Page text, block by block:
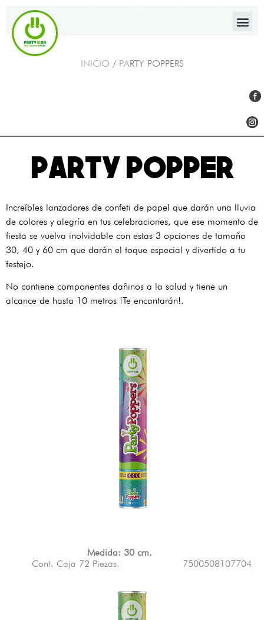
INICIO / PARTY POPPERS
PARTY POPPER
Increíbles lanzadores de confeti de papel que darán una lluvia
de colores y alegría en tus celebraciones, que ese momento de
fiesta se vuelva inolvidable con estas 3 opciones de tamaño
30, 40 y 60 cm que darán el toque especial y divertido a tu
festejo.
No contiene componentes dañinos a la salud y tiene un
alcance de hasta 10 metros ¡Te encantarán!.
Medida: 30 cm.
Cont. Caja 72 Piezas. 7500508107704